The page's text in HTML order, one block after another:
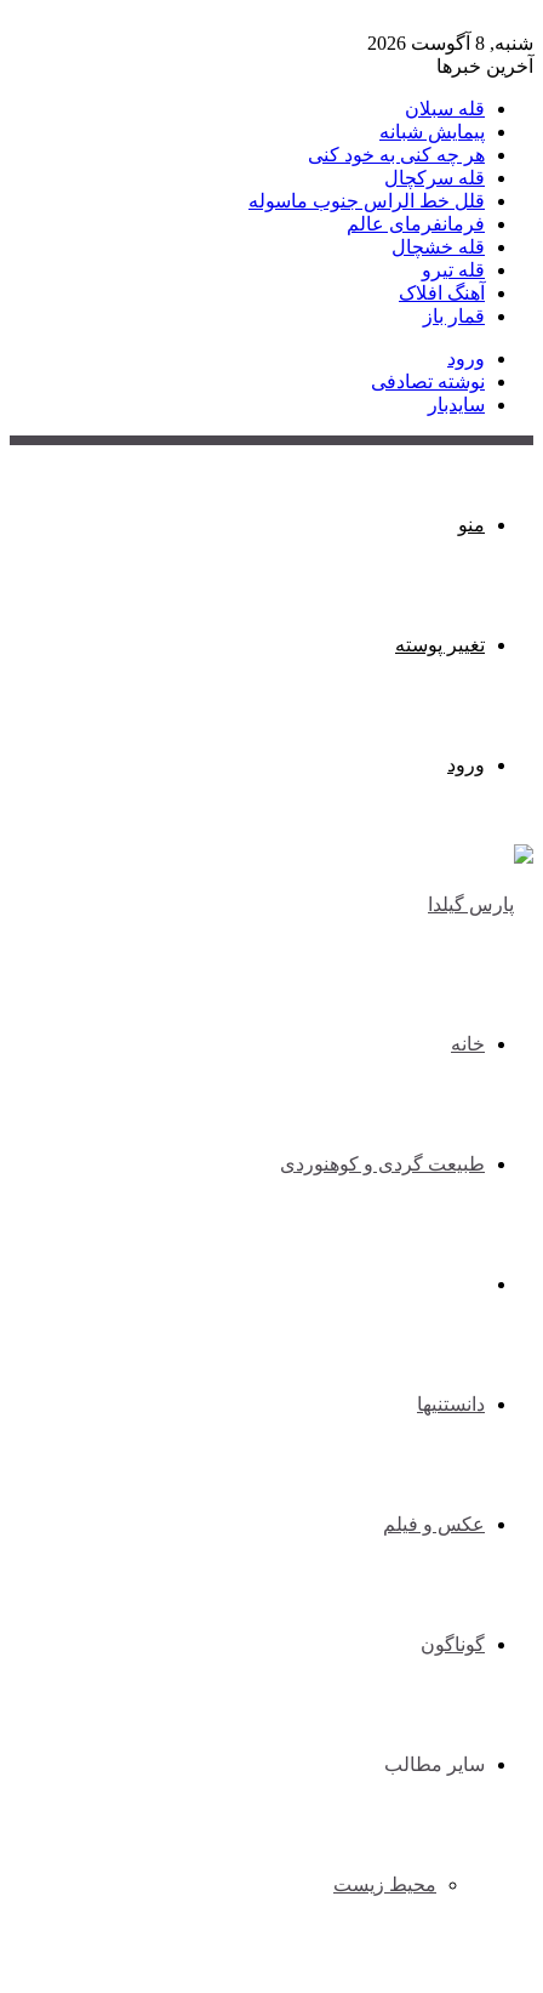
شنبه, 8 آگوست 2026
آخرین خبرها
قله سبلان
پیمایش شبانه
هر چه کنی به خود کنی
قله سرکچال
قلل خط الراس جنوب ماسوله
فرمانفرمای عالم
قله خشچال
قله تیرو
آهنگ افلاک
قمار باز
ورود
نوشته تصادفی
سایدبار
منو
تغییر پوسته
ورود
خانه
طبیعت گردی و کوهنوردی
دانستنیها
عکس و فیلم
گوناگون
سایر مطالب
محیط زیست